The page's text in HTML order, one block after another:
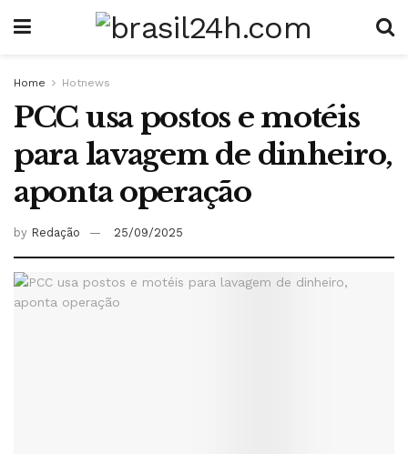
Home Hotnews
PCC usa postos e motéis
para lavagem de dinheiro,
aponta operação
by Redação 25/09/2025